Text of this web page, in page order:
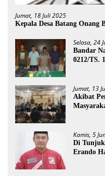
Jumat, 18 Juli 2025
Kepala Desa Batang
Selasa, 24
Bandar
0212/TS.
Jumat, 13
Akibat
Kamis, 5
Di
Erando